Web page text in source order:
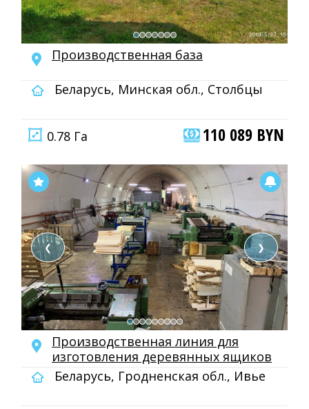
Производственная база
Беларусь, Минская обл., Столбцы
0.78 Га 110 089 BYN
❮ ❯
Производственная линия для
изготовления деревянных ящиков
Беларусь, Гродненская обл., Ивье